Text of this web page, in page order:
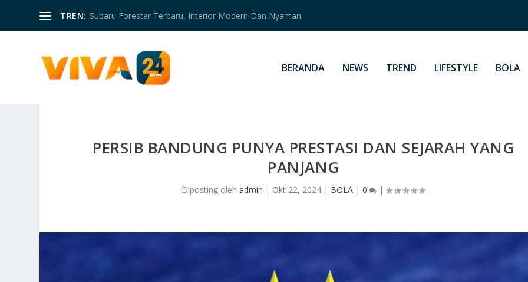
TREN: Subaru Forester Terbaru, Interior Modern Dan Nyaman
BERANDA NEWS TREND LIFESTYLE BOLA
PERSIB BANDUNG PUNYA PRESTASI DAN SEJARAH YANG
PANJANG
Diposting olehadmin | Okt 22, 2024 | BOLA |0 |